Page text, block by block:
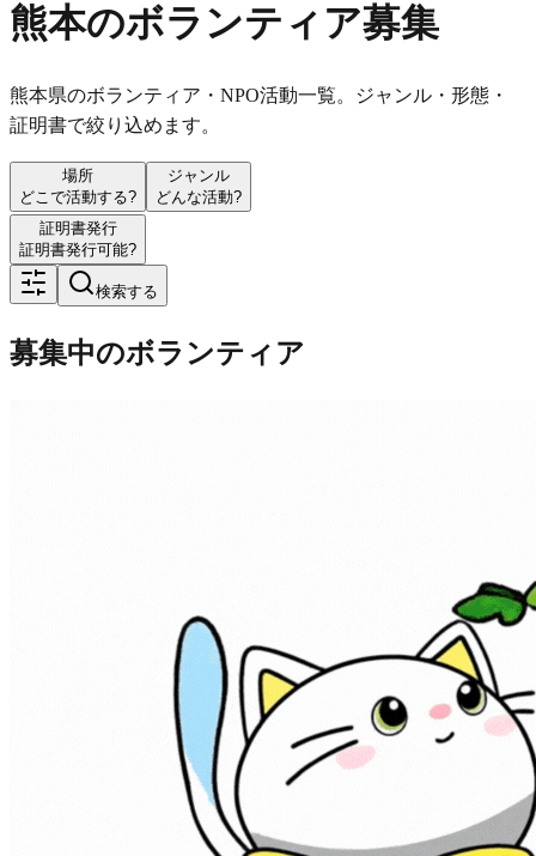
熊本のボランティア募集
熊本県のボランティア・NPO活動一覧。ジャンル・形態・
証明書で絞り込めます。
場所
どこで活動する?
ジャンル
どんな活動?
証明書発行
証明書発行可能?
検索する
募集中のボランティア